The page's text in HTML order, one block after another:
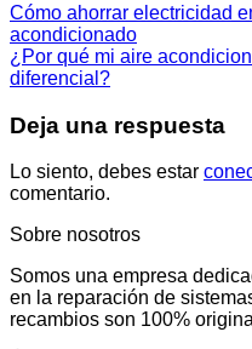
Cómo ahorrar electricidad
acondicionado
¿Por qué mi aire
diferencial?
Deja una respuesta
Lo siento, debes estar
comentario.
Sobre nosotros
Somos una empresa
en la reparación de
recambios son 100%